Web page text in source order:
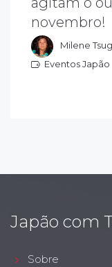
novembro!
Milene
Eventos Japão
fenômeno Koyo’
cores vibrantes, há
toda a parte.
Japão com
Sobre